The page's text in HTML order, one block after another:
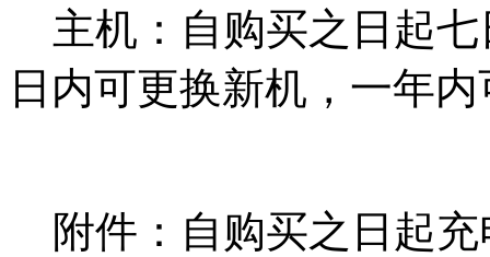
主机：自购买之日起七
日内可更换新机，一年
附件：自购买之日起充